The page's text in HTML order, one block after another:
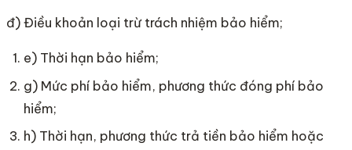
đ) Điều khoản loại trừ trách nhiệm bảo hiểm;
e) Thời hạn bảo hiểm;
g) Mức phí bảo hiểm, phương thức đóng phí bảo
hiểm;
h) Thời hạn, phương thức trả tiền bảo hiểm hoặc